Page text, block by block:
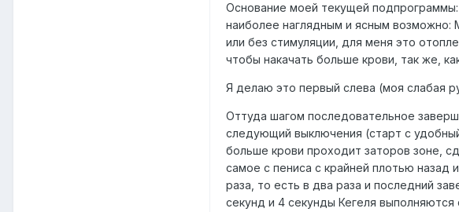
Основание моей текущей подпрограммы:
наиболее наглядным и ясным возможно:
или без стимуляции, для меня это
чтобы накачать больше крови, так же,
Я делаю это первый слева (моя слабая
Оттуда шагом последовательное
следующий выключения (старт с
больше крови проходит заторов зоне,
самое с пениса с крайней плотью назад
раза, то есть в два раза и последний
секунд и 4 секунды Кегеля